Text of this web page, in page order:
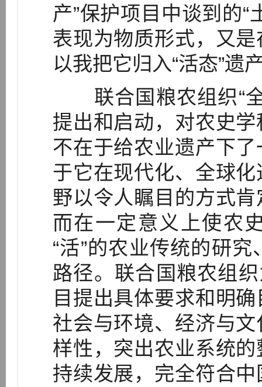
产”保护项目中谈到的
表现为物质形式，又
以我把它归入“活态”遗
联合国粮农组织“全
提出和启动，对农史
不在于给农业遗产下
于它在现代化、全球
野以令人瞩目的方式
而在一定意义上使农
“活”的农业传统的研
路径。联合国粮农组
目提出具体要求和明
社会与环境、经济与
样性，突出农业系统
持续发展，完全符合